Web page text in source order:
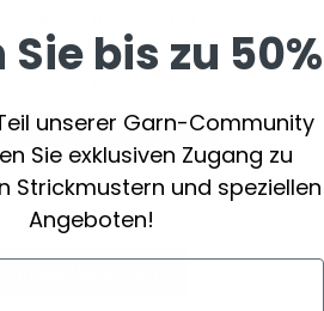
15 CM (4.00-9.00 MM)
verfällt31/08/2026
bis zu 50%
unserer Garn-Community
Sie exklusiven Zugang zu
Strickmustern und speziellen
Angeboten!